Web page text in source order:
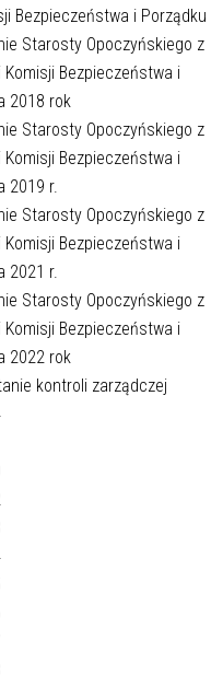
Bezpieczeństwa i Porządku
Starosty Opoczyńskiego z
Komisji Bezpieczeństwa i
2018 rok
Starosty Opoczyńskiego z
Komisji Bezpieczeństwa i
2019 r.
Starosty Opoczyńskiego z
Komisji Bezpieczeństwa i
2021 r.
Starosty Opoczyńskiego z
Komisji Bezpieczeństwa i
2022 rok
kontroli zarządczej